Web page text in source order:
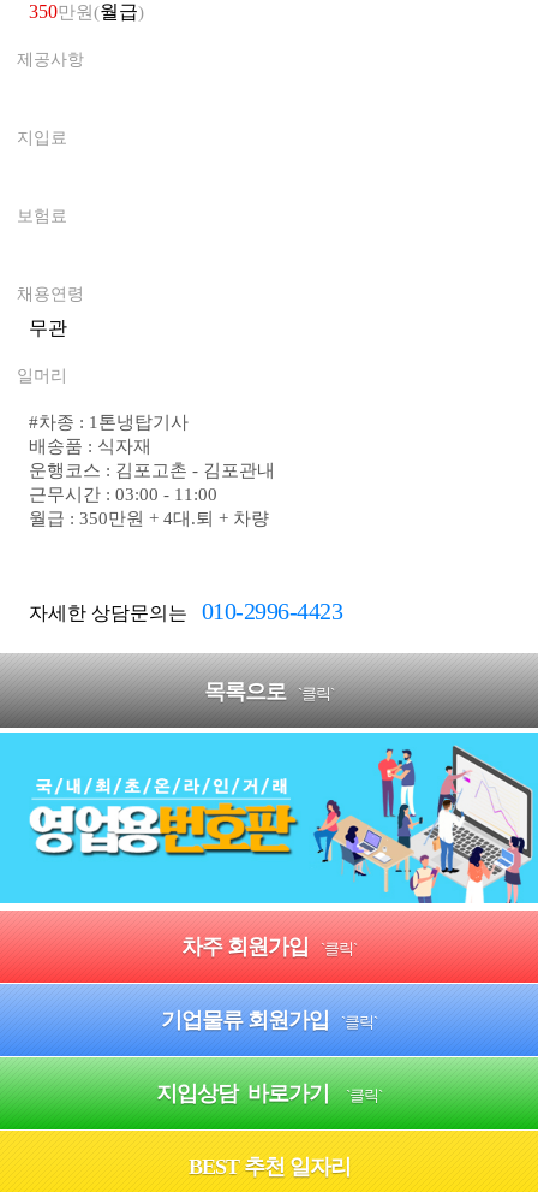
350만원(월급)
제공사항
지입료
보험료
채용연령
무관
일머리
#차종 : 1톤냉탑기사
배송품 : 식자재
운행코스 : 김포고촌 - 김포관내
근무시간 : 03:00 - 11:00
월급 : 350만원 + 4대.퇴 + 차량
자세한 상담문의는 010-2996-4423
목록으로 `클릭`
차주 회원가입 `클릭`
기업물류 회원가입 `클릭`
지입상담 바로가기 `클릭`
BEST 추천 일자리